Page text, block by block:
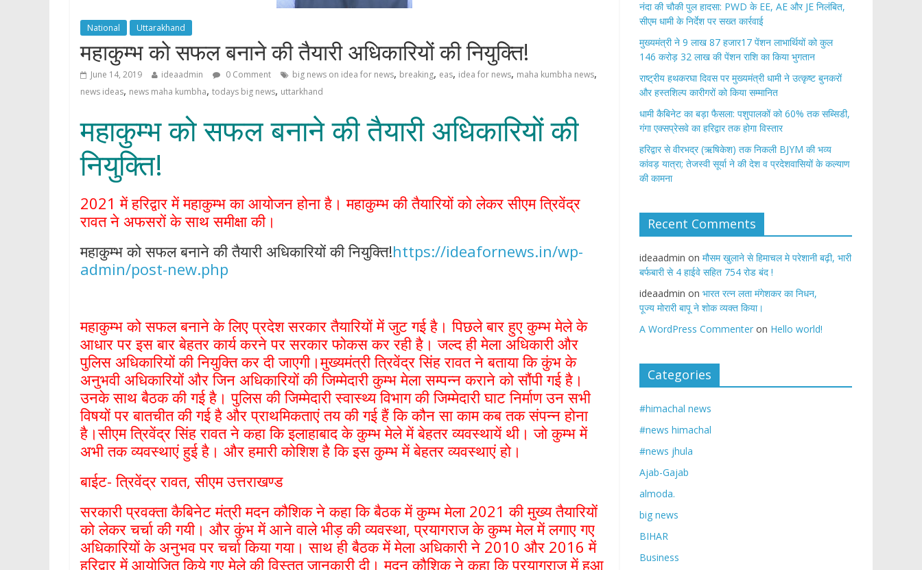
National Uttarakhand
महाकुम्भ को सफल बनाने की तैयारी अधिकारियों की नियुक्ति!
June 14, 2019 ideaadmin 0 Comment big news on idea for news, breaking, eas, idea for news, maha kumbha news,
news ideas, news maha kumbha, todays big news, uttarkhand
महाकुम्भ को सफल बनाने की तैयारी अधिकारियों की
नियुक्ति!
2021 में हरिद्वार में महाकुम्भ का आयोजन होना है। महाकुम्भ की तैयारियों को लेकर सीएम त्रिवेंद्र
रावत ने अफसरों के साथ समीक्षा की।
महाकुम्भ को सफल बनाने की तैयारी अधिकारियों की नियुक्ति!https://ideafornews.in/wp-
admin/post-new.php
महाकुम्भ को सफल बनाने के लिए प्रदेश सरकार तैयारियों में जुट गई है। पिछले बार हुए कुम्भ मेले के
आधार पर इस बार बेहतर कार्य करने पर सरकार फोकस कर रही है। जल्द ही मेला अधिकारी और
पुलिस अधिकारियों की नियुक्ति कर दी जाएगी।मुख्यमंत्री त्रिवेंद्र सिंह रावत ने बताया कि कुंभ के
अनुभवी अधिकारियों और जिन अधिकारियों की जिम्मेदारी कुम्भ मेला सम्पन्न कराने को सौंपी गई है।
उनके साथ बैठक की गई है। पुलिस की जिम्मेदारी स्वास्थ्य विभाग की जिम्मेदारी घाट निर्माण उन सभी
विषयों पर बातचीत की गई है और प्राथमिकताएं तय की गई हैं कि कौन सा काम कब तक संपन्न होना
है।सीएम त्रिवेंद्र सिंह रावत ने कहा कि इलाहाबाद के कुम्भ मेले में बेहतर व्यवस्थायें थी। जो कुम्भ में
अभी तक व्यवस्थाएं हुई है। और हमारी कोशिश है कि इस कुम्भ में बेहतर व्यवस्थाएं हो।
बाईट- त्रिवेंद्र रावत, सीएम उत्तराखण्ड
सरकारी प्रवक्ता कैबिनेट मंत्री मदन कौशिक ने कहा कि बैठक में कुम्भ मेला 2021 की मुख्य तैयारियों
को लेकर चर्चा की गयी। और कुंभ में आने वाले भीड़ की व्यवस्था, प्रयागराज के कुम्भ मेल में लगाए गए
अधिकारियों के अनुभव पर चर्चा किया गया। साथ ही बैठक में मेला अधिकारी ने 2010 और 2016 में
हरिद्वार में आयोजित किये गए मेले की विस्तृत जानकारी दी। मदन कौशिक ने कहा कि प्रयागराज में हुआ
नंदा की चौकी पुल हादसा: PWD के EE, AE और JE निलंबित,
सीएम धामी के निर्देश पर सख्त कार्रवाई
मुख्यमंत्री ने 9 लाख 87 हजार17 पेंशन लाभार्थियों को कुल
146 करोड़ 32 लाख की पेंशन राशि का किया भुगतान
राष्ट्रीय हथकरघा दिवस पर मुख्यमंत्री धामी ने उत्कृष्ट बुनकरों
और हस्तशिल्प कारीगरों को किया सम्मानित
​धामी कैबिनेट का बड़ा फैसला: पशुपालकों को 60% तक सब्सिडी,
गंगा एक्सप्रेसवे का हरिद्वार तक होगा विस्तार
​हरिद्वार से वीरभद्र (ऋषिकेश) तक निकली BJYM की भव्य
कांवड़ यात्रा; तेजस्वी सूर्या ने की देश व प्रदेशवासियों के कल्याण
की कामना
Recent Comments
ideaadmin on मौसम खुलाने से हिमाचल मे परेशानी बढ़ी, भारी
बर्फबारी से 4 हाईवे सहित 754 रोड बंद !
ideaadmin on भारत रत्न लता मंगेशकर का निधन,
पूज्य मोरारी बापू ने शोक व्यक्त किया।
A WordPress Commenter on Hello world!
Categories
#himachal news
#news himachal
#news jhula
Ajab-Gajab
almoda.
big news
BIHAR
Business